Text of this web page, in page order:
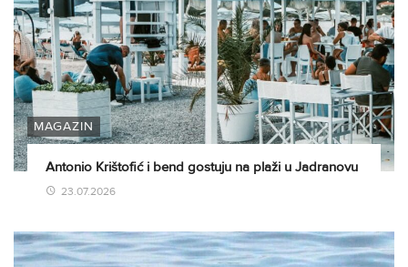
MAGAZIN
Antonio Krištofić i bend gostuju na plaži u Jadranovu
23.07.2026